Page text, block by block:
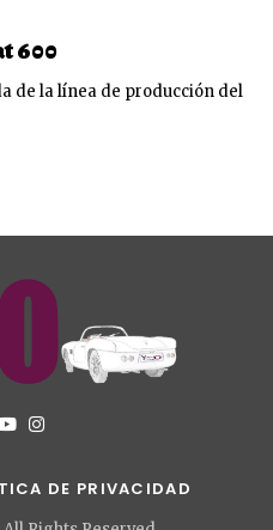
600
de la línea de producción del
DE PRIVACIDAD